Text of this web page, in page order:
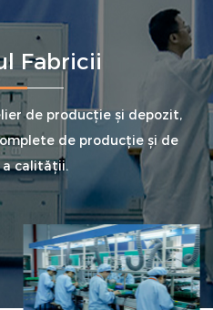
Fabricii
de producție și depozit,
de producție și de
calității.
Linie de